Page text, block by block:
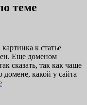
теме
к статье
Еще доменом
сказать, так как чаще
домене, какой у сайта